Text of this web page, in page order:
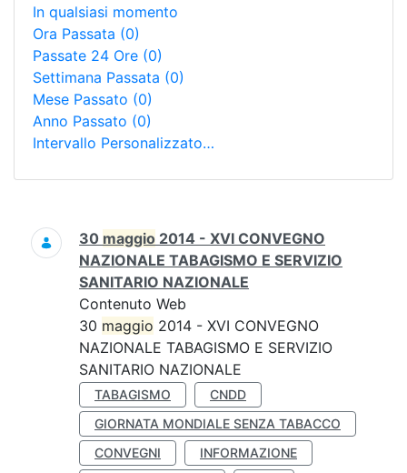
In qualsiasi momento
Ora Passata (0)
Passate 24 Ore (0)
Settimana Passata (0)
Mese Passato (0)
Anno Passato (0)
Intervallo Personalizzato…
Ricerca
30 maggio 2014 - XVI CONVEGNO
NAZIONALE TABAGISMO E SERVIZIO
SANITARIO NAZIONALE
Contenuto Web
30 maggio 2014 - XVI CONVEGNO
NAZIONALE TABAGISMO E SERVIZIO
SANITARIO NAZIONALE
TABAGISMO
CNDD
GIORNATA MONDIALE SENZA TABACCO
CONVEGNI
INFORMAZIONE